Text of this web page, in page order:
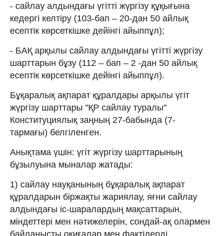
- сайлау алдындағы үгітті жүргізу құқығына
кедергі келтіру (103-бап – 20-дан 50 айлық
есептiк көрсеткiшке дейінгі айыппұл);
- БАҚ арқылы сайлау алдындағы үгітті жүргізу
шарттарын бұзу (112 – бап – 2 -дан 50 айлық
есептiк көрсеткiшке дейінгі айыппұл).
Бұқаралық ақпарат құралдары арқылы үгіт
жүргізу шарттары "ҚР сайлау туралы"
Конституциялық заңның 27-бабында (7-
тармағы) белгіленген.
Анықтама үшін: үгіт жүргізу шарттарының
бұзылуына мыналар жатады:
1) сайлау науқанының бұқаралық ақпарат
құралдарын біржақты жариялау, яғни сайлау
алдындағы іс-шаралардың мақсаттарын,
міндеттері мен нәтижелерін, сондай-ақ олармен
байланысты оқиғалар мен фактілерді